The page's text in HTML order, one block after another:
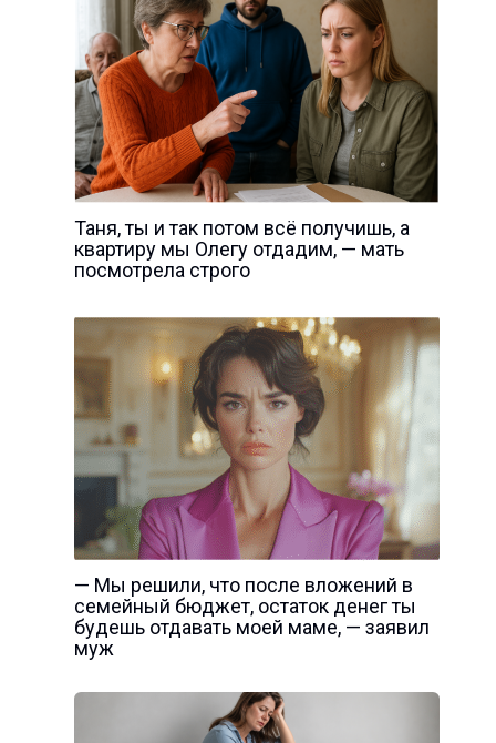
Таня, ты и так потом всё получишь, а
квартиру мы Олегу отдадим, — мать
посмотрела строго
— Мы решили, что после вложений в
семейный бюджет, остаток денег ты
будешь отдавать моей маме, — заявил
муж